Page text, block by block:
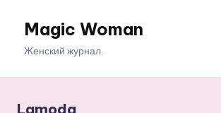
ПерейтиMagic Woman
Женский журнал.